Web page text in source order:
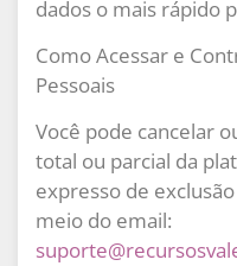
dados o mais rápido
Como Acessar e
Pessoais
Você pode cancelar
total ou parcial da
expresso de
meio do email: